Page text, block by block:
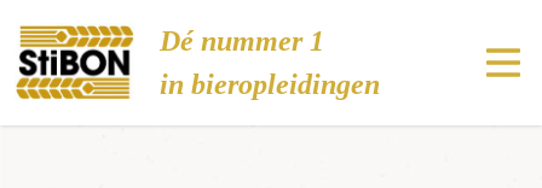
Stibon
Dé nummer 1
in bieropleidingen